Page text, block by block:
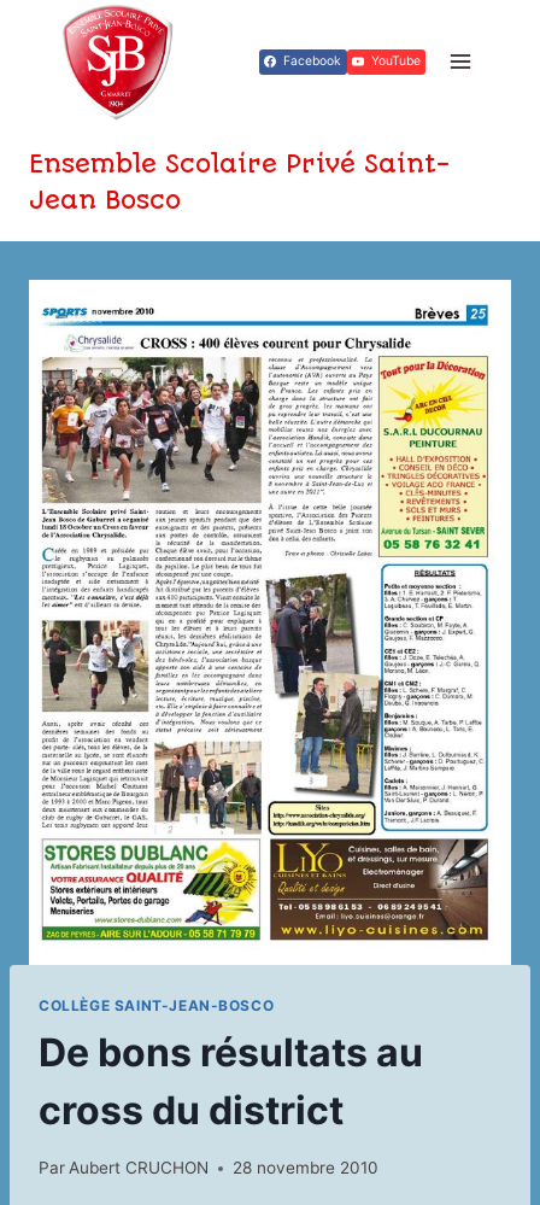
contenu
Facebook YouTube
Ensemble Scolaire Privé Saint-
Jean Bosco
COLLÈGE SAINT-JEAN-BOSCO
De bons résultats au
cross du district
Par Aubert CRUCHON 28 novembre 2010